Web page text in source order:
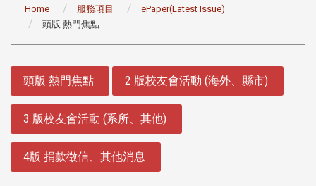
Home 服務項目
ePaper(Latest Issue)
頭版 熱門焦點
頭版 熱門焦點 2 版校友會活動 (海外、縣市)
3 版校友會活動 (系所、其他)
4版 捐款徵信、其他消息